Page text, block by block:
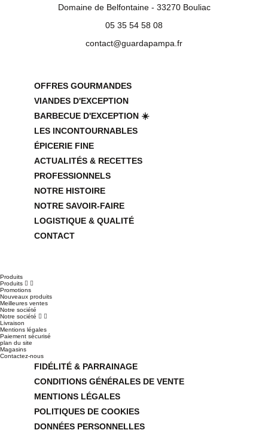
Domaine de Belfontaine - 33270 Bouliac
05 35 54 58 08
contact@guardapampa.fr
OFFRES GOURMANDES
VIANDES D'EXCEPTION
BARBECUE D'EXCEPTION ☀️
LES INCONTOURNABLES
ÉPICERIE FINE
ACTUALITÉS & RECETTES
PROFESSIONNELS
NOTRE HISTOIRE
NOTRE SAVOIR-FAIRE
LOGISTIQUE & QUALITÉ
CONTACT
Produits
Produits  
Promotions
Nouveaux produits
Meilleures ventes
Notre société
Notre société  
Livraison
Mentions légales
Paiement sécurisé
plan du site
Magasins
Contactez-nous
FIDÉLITÉ & PARRAINAGE
CONDITIONS GÉNÉRALES DE VENTE
MENTIONS LÉGALES
POLITIQUES DE COOKIES
DONNÉES PERSONNELLES